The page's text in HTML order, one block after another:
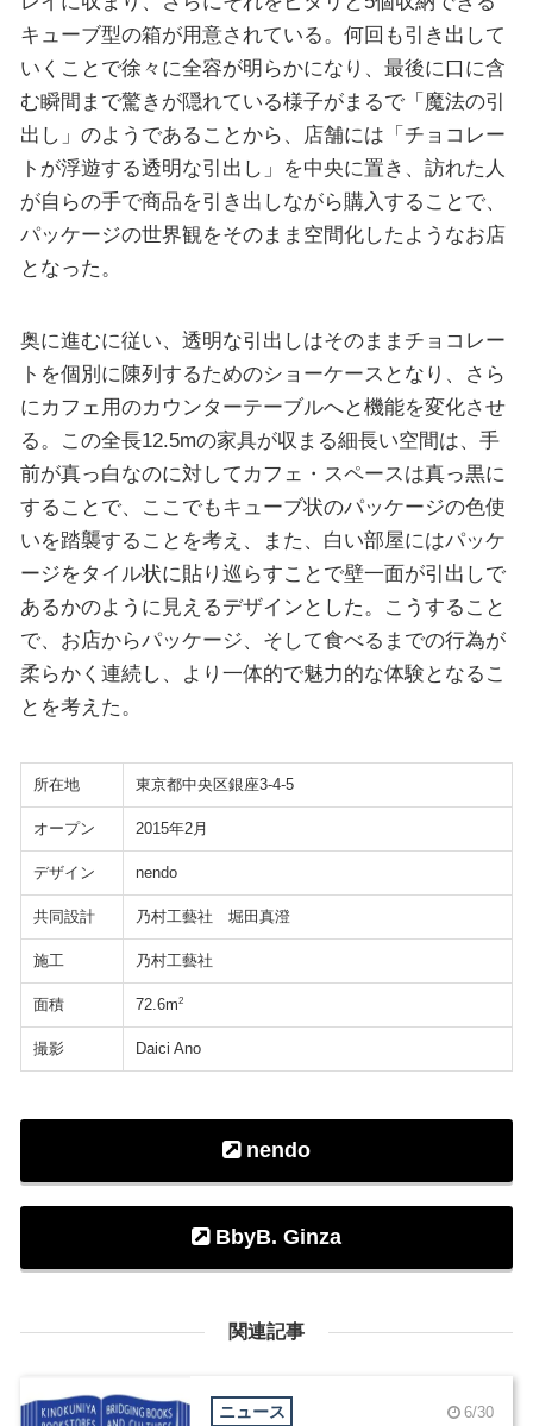
キューブ型の箱が用意されている。何回も引き出して
いくことで徐々に全容が明らかになり、最後に口に含
む瞬間まで驚きが隠れている様子がまるで「魔法の引
出し」のようであることから、店舗には「チョコレー
トが浮遊する透明な引出し」を中央に置き、訪れた人
が自らの手で商品を引き出しながら購入することで、
パッケージの世界観をそのまま空間化したようなお店
となった。
奥に進むに従い、透明な引出しはそのままチョコレー
トを個別に陳列するためのショーケースとなり、さら
にカフェ用のカウンターテーブルへと機能を変化させ
る。この全長12.5mの家具が収まる細長い空間は、手
前が真っ白なのに対してカフェ・スペースは真っ黒に
することで、ここでもキューブ状のパッケージの色使
いを踏襲することを考え、また、白い部屋にはパッケ
ージをタイル状に貼り巡らすことで壁一面が引出しで
あるかのように見えるデザインとした。こうすること
で、お店からパッケージ、そして食べるまでの行為が
柔らかく連続し、より一体的で魅力的な体験となるこ
とを考えた。
所在地 東京都中央区銀座3-4-5
オープン 2015年2月
デザイン nendo
共同設計 乃村工藝社 堀田真澄
施工 乃村工藝社
面積 72.6m2
撮影 Daici Ano
nendo
BbyB. Ginza
関連記事
ニュース 6/30